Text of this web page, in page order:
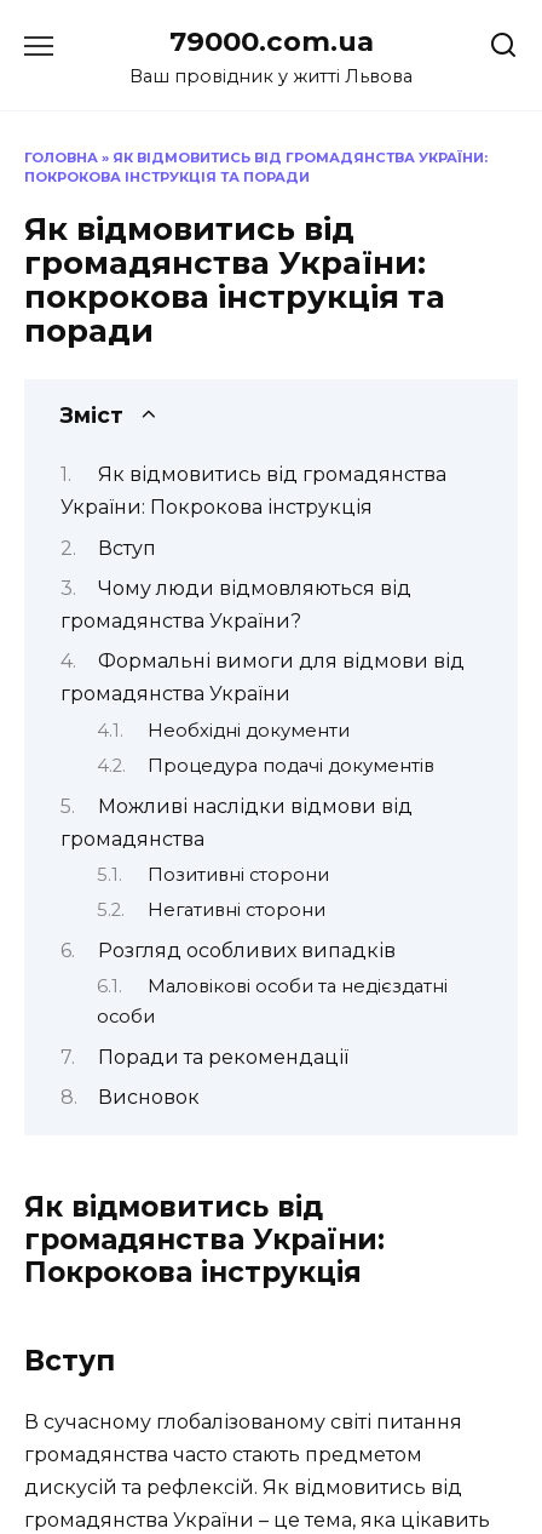
до
79000.com.ua
Ваш провідник у житті Львова
ГОЛОВНА » ЯК ВІДМОВИТИСЬ ВІД ГРОМАДЯНСТВА УКРАЇНИ:
ПОКРОКОВА ІНСТРУКЦІЯ ТА ПОРАДИ
Як відмовитись від
громадянства України:
покрокова інструкція та
поради
Зміст
Як відмовитись від громадянства
України: Покрокова інструкція
Вступ
Чому люди відмовляються від
громадянства України?
Формальні вимоги для відмови від
громадянства України
Необхідні документи
Процедура подачі документів
Можливі наслідки відмови від
громадянства
Позитивні сторони
Негативні сторони
Розгляд особливих випадків
Маловікові особи та недієздатні
особи
Поради та рекомендації
Висновок
Як відмовитись від
громадянства України:
Покрокова інструкція
Вступ
В сучасному глобалізованому світі питання
громадянства часто стають предметом
дискусій та рефлексій. Як відмовитись від
громадянства України – це тема, яка цікавить